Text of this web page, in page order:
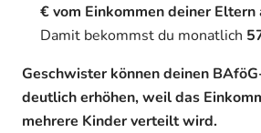
€ vom Einkommen deiner Eltern
Damit bekommst du monatlich
Geschwister können deinen
deutlich erhöhen, weil das
mehrere Kinder verteilt wird.